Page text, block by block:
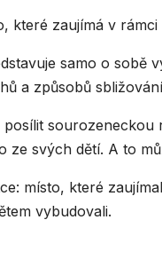
které zaujímá v
samo o sobě
a způsobů
ze svých dětí. A to
místo, které
vybudovali.